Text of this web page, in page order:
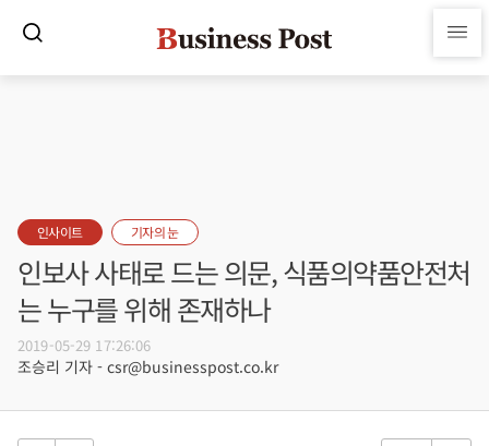
인사이트 기자의 눈
인보사 사태로 드는 의문, 식품의약품안전처
는 누구를 위해 존재하나
2019-05-29 17:26:06
조승리 기자 - csr@businesspost.co.kr